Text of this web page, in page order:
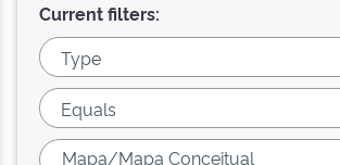
Current filters: